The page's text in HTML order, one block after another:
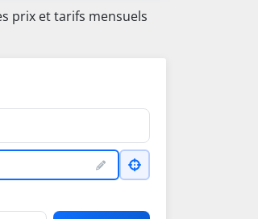
prix et tarifs mensuels